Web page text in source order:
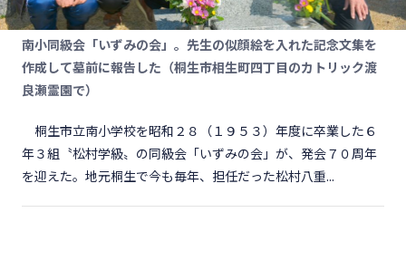
南小同級会「いずみの会」。先生の似顔絵を入れた記念文集を
作成して墓前に報告した（桐生市相生町四丁目のカトリック渡
良瀬霊園で）
桐生市立南小学校を昭和２８（１９５３）年度に卒業した６
年３組〝松村学級〟の同級会「いずみの会」が、発会７０周年
を迎えた。地元桐生で今も毎年、担任だった松村八重...